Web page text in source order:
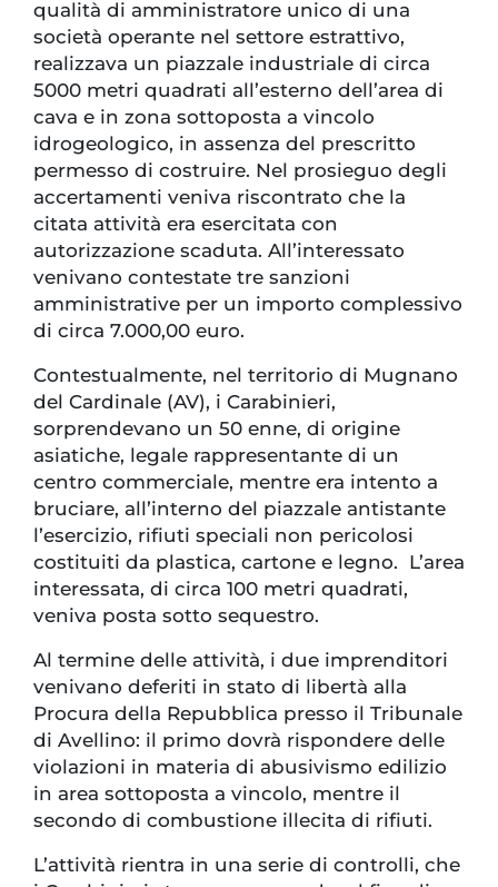
qualità di amministratore unico di una
società operante nel settore estrattivo,
realizzava un piazzale industriale di circa
5000 metri quadrati all’esterno dell’area di
cava e in zona sottoposta a vincolo
idrogeologico, in assenza del prescritto
permesso di costruire. Nel prosieguo degli
accertamenti veniva riscontrato che la
citata attività era esercitata con
autorizzazione scaduta. All’interessato
venivano contestate tre sanzioni
amministrative per un importo complessivo
di circa 7.000,00 euro.
Contestualmente, nel territorio di Mugnano
del Cardinale (AV), i Carabinieri,
sorprendevano un 50 enne, di origine
asiatiche, legale rappresentante di un
centro commerciale, mentre era intento a
bruciare, all’interno del piazzale antistante
l’esercizio, rifiuti speciali non pericolosi
costituiti da plastica, cartone e legno. L’area
interessata, di circa 100 metri quadrati,
veniva posta sotto sequestro.
Al termine delle attività, i due imprenditori
venivano deferiti in stato di libertà alla
Procura della Repubblica presso il Tribunale
di Avellino: il primo dovrà rispondere delle
violazioni in materia di abusivismo edilizio
in area sottoposta a vincolo, mentre il
secondo di combustione illecita di rifiuti.
L’attività rientra in una serie di controlli, che